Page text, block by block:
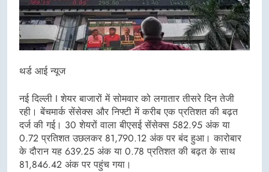
थर्ड आई न्यूज
नई दिल्ली I शेयर बाजारों में सोमवार को लगातार तीसरे दिन तेजी
रही। बेंचमार्क सेंसेक्स और निफ्टी में करीब एक प्रतिशत की बढ़त
दर्ज की गई। 30 शेयरों वाला बीएसई सेंसेक्स 582.95 अंक या
0.72 प्रतिशत उछलकर 81,790.12 अंक पर बंद हुआ। कारोबार
के दौरान यह 639.25 अंक या 0.78 प्रतिशत की बढ़त के साथ
81,846.42 अंक पर पहुंच गया।